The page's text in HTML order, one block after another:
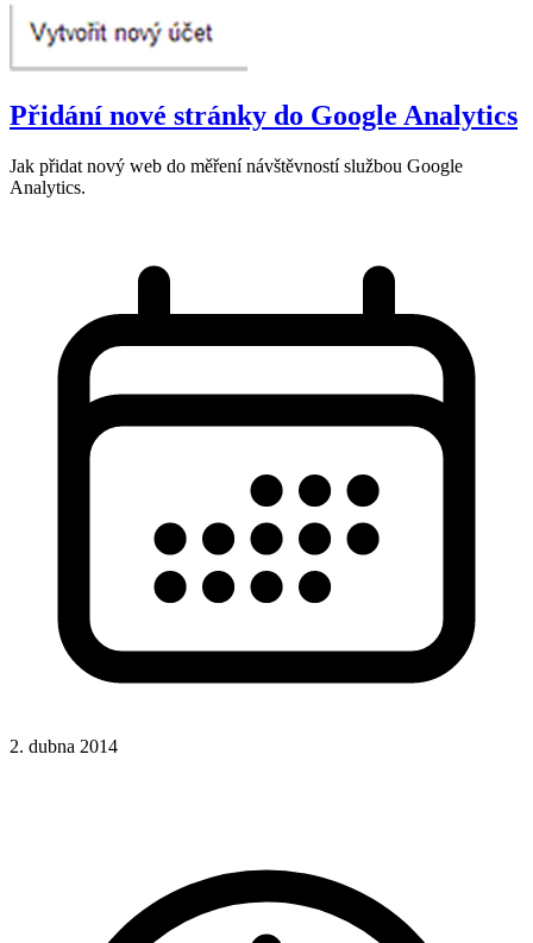
Přidání nové stránky do Google Analytics
Jak přidat nový web do měření návštěvností službou Google
Analytics.
2. dubna 2014